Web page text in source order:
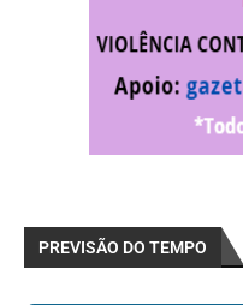
PREVISÃO DO TEMPO